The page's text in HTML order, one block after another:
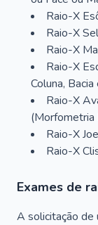
Raio-X
Raio-X
Raio-X
Raio-X
Coluna,
Raio-X
(Morfometria
Raio-X
Raio-X
Exames de
A solicitação de